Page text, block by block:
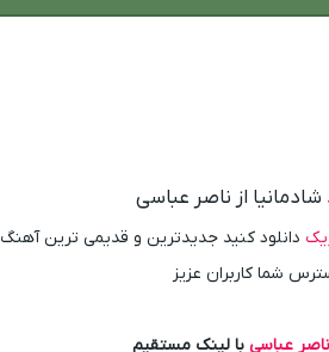
شادمانیا از ناصر عباسی
دانلود کنید جدیدترین و قدیمی ترین آهنگ
شما کاربران عزیز
ناصر عباسی با لینک مستقیم